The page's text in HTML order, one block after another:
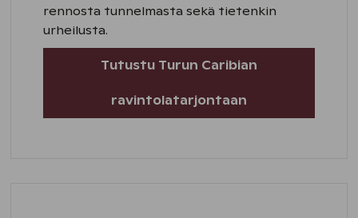
rennosta tunnelmasta sekä tietenkin
urheilusta.
Tutustu Turun Caribian
ravintolatarjontaan